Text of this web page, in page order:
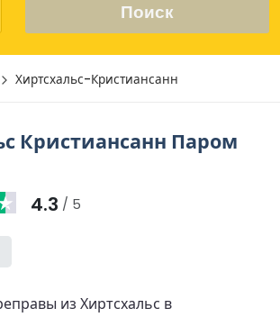
Поиск
Хиртсхальс-Кристиансанн
Кристиансанн Паром
4.3 / 5
из Хиртсхальс в